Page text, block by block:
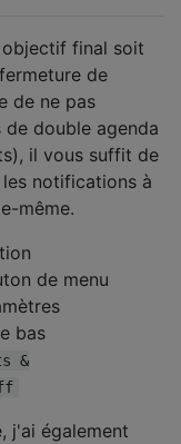
final soit
de
de ne pas
double agenda
il vous suffit de
notifications à
même.
de menu
bas
&
j'ai également